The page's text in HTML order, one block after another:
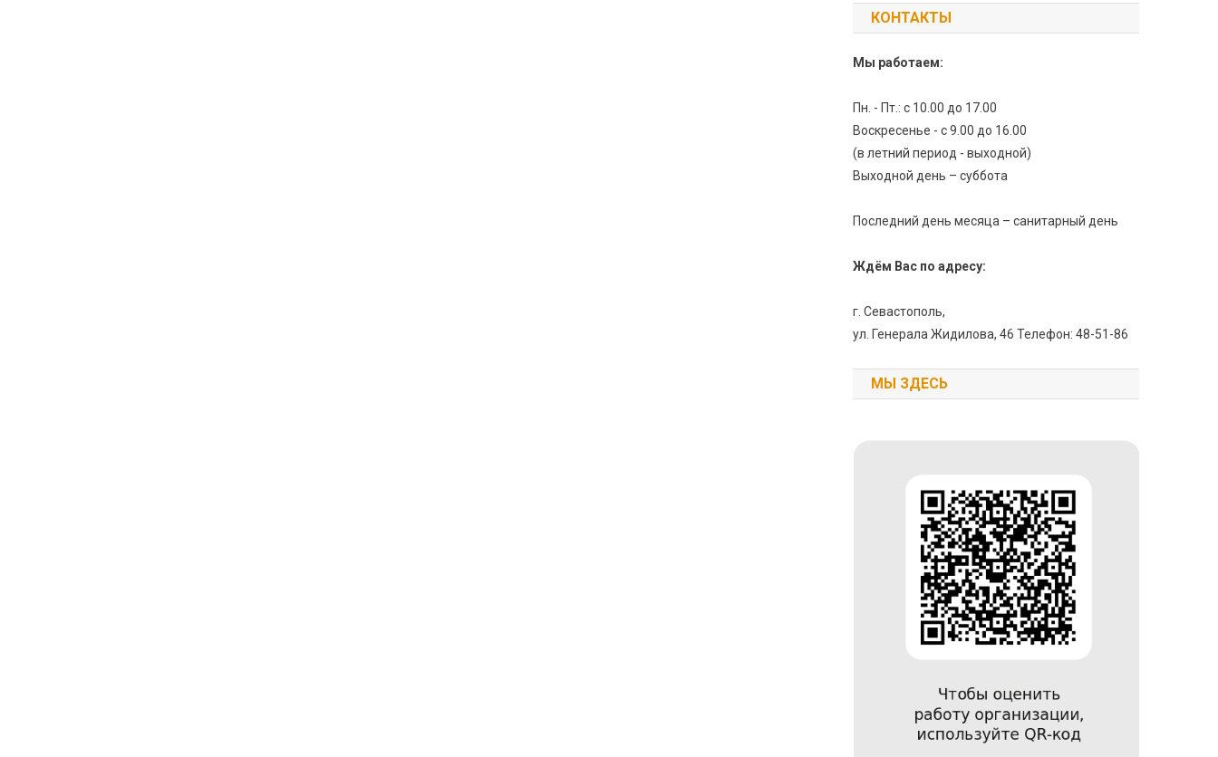
КОНТАКТЫ
Мы работаем:
Пн. - Пт.: с 10.00 до 17.00
Воскресенье - с 9.00 до 16.00
(в летний период - выходной)
Выходной день – суббота
Последний день месяца – санитарный день
Ждём Вас по адресу:
г. Севастополь,
ул. Генерала Жидилова, 46 Телефон: 48-51-86
МЫ ЗДЕСЬ